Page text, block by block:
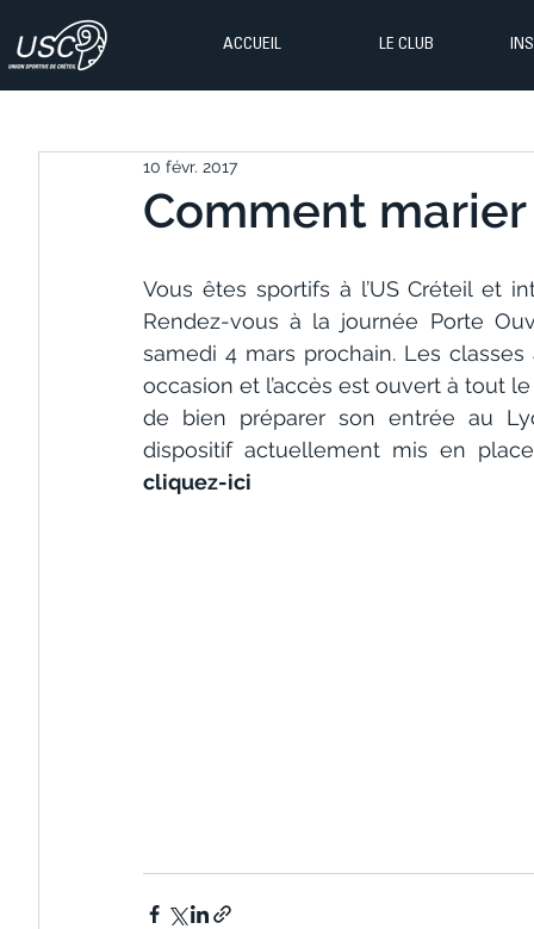
ACCUEIL LE CLUB
Comment
10 févr. 2017
Vous êtes sportifs à l’US Créteil et
Rendez-vous à la journée Porte
samedi 4 mars prochain. Les
occasion et l’accès est ouvert à tout
de bien préparer son entrée au
cliquez-ici